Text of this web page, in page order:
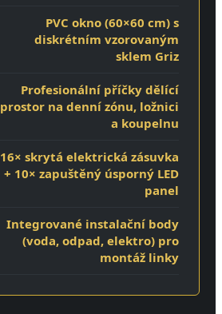
PVC okno (60×60 cm) s
diskrétním vzorovaným
sklem Griz
Profesionální příčky dělící
prostor na denní zónu, ložnici
a koupelnu
16× skrytá elektrická zásuvka
+ 10× zapuštěný úsporný LED
panel
Integrované instalační body
(voda, odpad, elektro) pro
montáž linky